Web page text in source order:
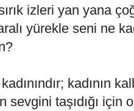
izleri yan yana
yürekle seni ne
kadının
sevgini taşıdığı için